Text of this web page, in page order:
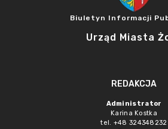
Biuletyn Informacji
Urząd Miasta
REDAKCJA
Administrator
Karina Kostka
tel. +48 324348232